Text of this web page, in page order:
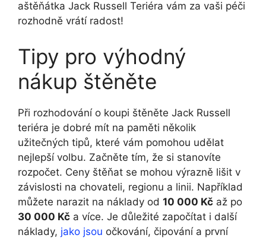
aštěňátka Jack Russell Teriéra vám za vaši péči
rozhodně vrátí radost!
Tipy pro výhodný
nákup štěněte
Při rozhodování o koupi štěněte Jack Russell
teriéra je dobré mít na paměti několik
užitečných tipů, které vám pomohou udělat
nejlepší volbu. Začněte tím, že si stanovíte
rozpočet. Ceny štěňat se mohou výrazně lišit v
závislosti na chovateli, regionu a linii. Například
můžete narazit na náklady od 10 000 Kč až po
30 000 Kč a více. Je důležité započítat i další
náklady, jako jsou očkování, čipování a první